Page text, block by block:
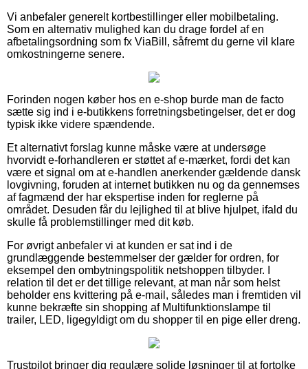
Vi anbefaler generelt kortbestillinger eller mobilbetaling.
Som en alternativ mulighed kan du drage fordel af en
afbetalingsordning som fx ViaBill, såfremt du gerne vil klare
omkostningerne senere.
Forinden nogen køber hos en e-shop burde man de facto
sætte sig ind i e-butikkens forretningsbetingelser, det er dog
typisk ikke videre spændende.
Et alternativt forslag kunne måske være at undersøge
hvorvidt e-forhandleren er støttet af e-mærket, fordi det kan
være et signal om at e-handlen anerkender gældende dansk
lovgivning, foruden at internet butikken nu og da gennemses
af fagmænd der har ekspertise inden for reglerne på
området. Desuden får du lejlighed til at blive hjulpet, ifald du
skulle få problemstillinger med dit køb.
For øvrigt anbefaler vi at kunden er sat ind i de
grundlæggende bestemmelser der gælder for ordren, for
eksempel den ombytningspolitik netshoppen tilbyder. I
relation til det er det tillige relevant, at man når som helst
beholder ens kvittering på e-mail, således man i fremtiden vil
kunne bekræfte sin shopping af Multifunktionslampe til
trailer, LED, ligegyldigt om du shopper til en pige eller dreng.
Trustpilot bringer dig regulære solide løsninger til at fortolke